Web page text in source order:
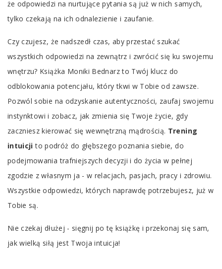
że odpowiedzi na nurtujące pytania są już w nich samych,
tylko czekają na ich odnalezienie i zaufanie.
Czy czujesz, że nadszedł czas, aby przestać szukać
wszystkich odpowiedzi na zewnątrz i zwrócić się ku swojemu
wnętrzu? Książka Moniki Bednarz to Twój klucz do
odblokowania potencjału, który tkwi w Tobie od zawsze.
Pozwól sobie na odzyskanie autentyczności, zaufaj swojemu
instynktowi i zobacz, jak zmienia się Twoje życie, gdy
zaczniesz kierować się wewnętrzną mądrością. Trening
intuicji to podróż do głębszego poznania siebie, do
podejmowania trafniejszych decyzji i do życia w pełnej
zgodzie z własnym ja - w relacjach, pasjach, pracy i zdrowiu.
Wszystkie odpowiedzi, których naprawdę potrzebujesz, już w
Tobie są.
Nie czekaj dłużej - sięgnij po tę książkę i przekonaj się sam,
jak wielką siłą jest Twoja intuicja!